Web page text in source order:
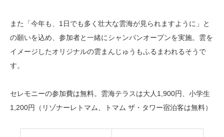
また「今年も、1日でも多く壮大な雲海が見られますように」と
の願いを込め、参加者と一緒にシャンパンオープンを実施。雲を
イメージしたオリジナルの雲まんじゅうもふるまわれるそうで
す。
セレモニーの参加費は無料。雲海テラスは大人1,900円、小学生
1,200円（リゾナーレトマム、トマム ザ・タワー宿泊客は無料）